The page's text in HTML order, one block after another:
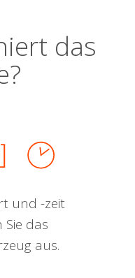
das
und -zeit
das
aus.